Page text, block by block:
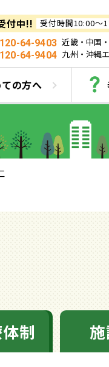
付中!!
受付時間10:00～
64-9403 近畿・中国
64-9404 九州・沖縄
の方へ
ーゼ今
制